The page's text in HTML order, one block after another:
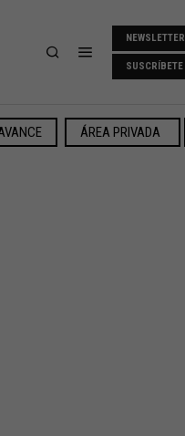
NEWSLETTER
SUSCRÍBETE
ÁREA PRIVADA